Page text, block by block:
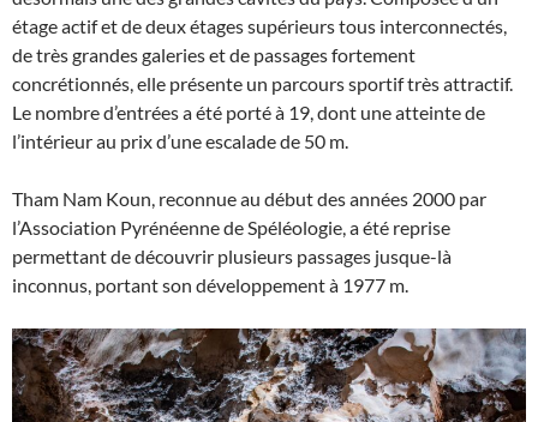
étage actif et de deux étages supérieurs tous interconnectés,
de très grandes galeries et de passages fortement
concrétionnés, elle présente un parcours sportif très attractif.
Le nombre d’entrées a été porté à 19, dont une atteinte de
l’intérieur au prix d’une escalade de 50 m.
Tham Nam Koun, reconnue au début des années 2000 par
l’Association Pyrénéenne de Spéléologie, a été reprise
permettant de découvrir plusieurs passages jusque-là
inconnus, portant son développement à 1977 m.